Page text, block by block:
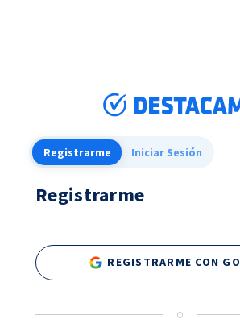
Registrarme Iniciar Sesión
Registrarme
REGISTRARME CON
O